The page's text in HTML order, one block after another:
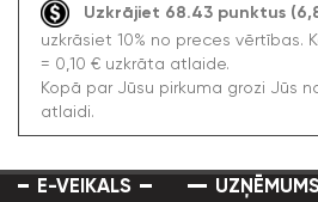
Uzkrājiet 68.43 punktus
uzkrāsiet 10% no preces vērtības.
= 0,10 € uzkrāta atlaide.
Kopā par Jūsu pirkuma grozi Jūs
atlaidi.
E-VEIKALS